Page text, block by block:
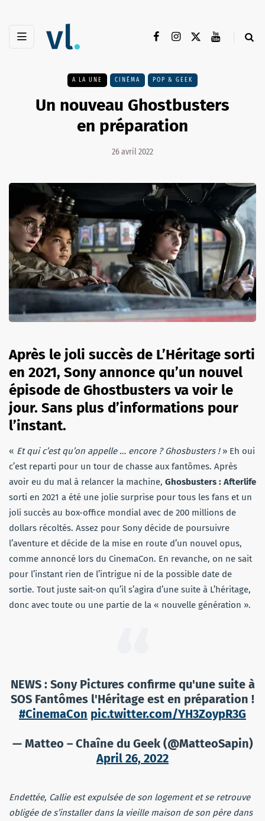
A LA UNE CINÉMA POP & GEEK
Un nouveau Ghostbusters
en préparation
26 avril 2022
Après le joli succès de L’Héritage sorti
en 2021, Sony annonce qu’un nouvel
épisode de Ghostbusters va voir le
jour. Sans plus d’informations pour
l’instant.
« Et qui c’est qu’on appelle … encore ? Ghosbusters !» Eh oui
c’est reparti pour un tour de chasse aux fantômes. Après
avoir eu du mal à relancer la machine, Ghosbusters : Afterlife
sorti en 2021 a été une jolie surprise pour tous les fans et un
joli succès au box-office mondial avec de 200 millions de
dollars récoltés. Assez pour Sony décide de poursuivre
l’aventure et décide de la mise en route d’un nouvel opus,
comme annoncé lors du CinemaCon. En revanche, on ne sait
pour l’instant rien de l’intrigue ni de la possible date de
sortie. Tout juste sait-on qu’il s’agira d’une suite à L’héritage,
donc avec toute ou une partie de la « nouvelle génération ».
NEWS : Sony Pictures confirme qu'une suite à
SOS Fantômes l'Héritage est en préparation !
#CinemaCon pic.twitter.com/YH3ZoypR3G
— Matteo – Chaîne du Geek (@MatteoSapin)
April 26, 2022
Endettée, Callie est expulsée de son logement et se retrouve
obligée de s’installer dans la vieille maison de son père dans